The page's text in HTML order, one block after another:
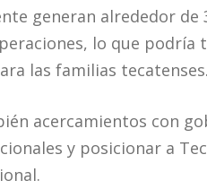
generan alrededor de
lo que podría
las familias tecatenses.
acercamientos con
y posicionar a